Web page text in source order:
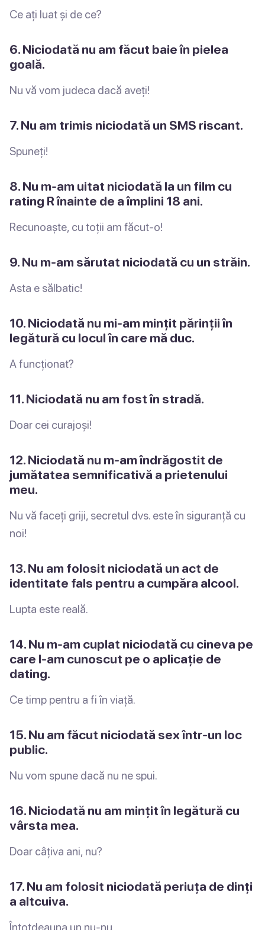
Ce ați luat și de ce?
6. Niciodată nu am făcut baie în pielea
goală.
Nu vă vom judeca dacă aveți!
7. Nu am trimis niciodată un SMS riscant.
Spuneți!
8. Nu m-am uitat niciodată la un film cu
rating R înainte de a împlini 18 ani.
Recunoaște, cu toții am făcut-o!
9. Nu m-am sărutat niciodată cu un străin.
Asta e sălbatic!
10. Niciodată nu mi-am mințit părinții în
legătură cu locul în care mă duc.
A funcționat?
11. Niciodată nu am fost în stradă.
Doar cei curajoși!
12. Niciodată nu m-am îndrăgostit de
jumătatea semnificativă a prietenului
meu.
Nu vă faceți griji, secretul dvs. este în siguranță cu
noi!
13. Nu am folosit niciodată un act de
identitate fals pentru a cumpăra alcool.
Lupta este reală.
14. Nu m-am cuplat niciodată cu cineva pe
care l-am cunoscut pe o aplicație de
dating.
Ce timp pentru a fi în viață.
15. Nu am făcut niciodată sex într-un loc
public.
Nu vom spune dacă nu ne spui.
16. Niciodată nu am mințit în legătură cu
vârsta mea.
Doar câțiva ani, nu?
17. Nu am folosit niciodată periuța de dinți
a altcuiva.
Întotdeauna un nu-nu.